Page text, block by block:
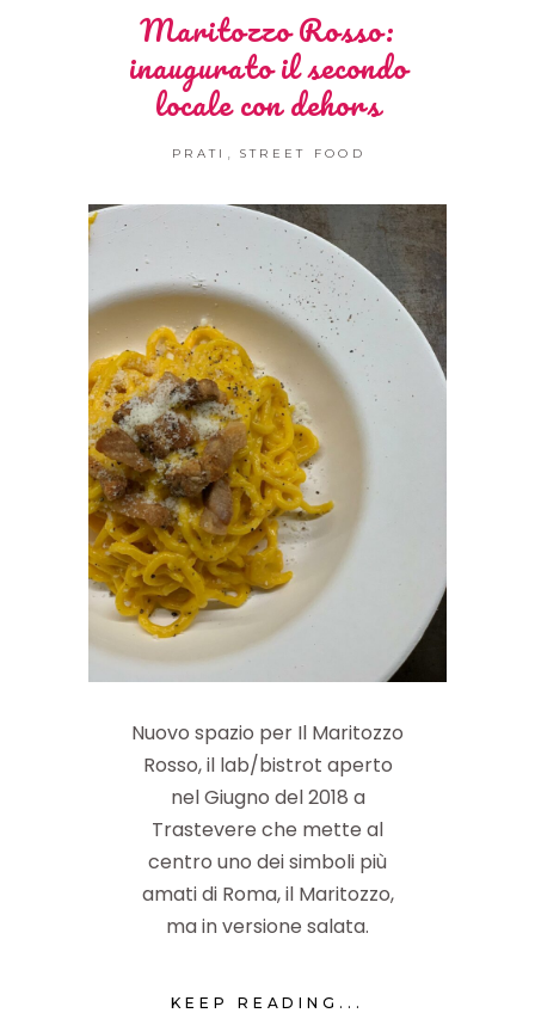
Maritozzo Rosso:
inaugurato il secondo
locale con dehors
PRATI , STREET FOOD
Nuovo spazio per Il Maritozzo
Rosso, il lab/bistrot aperto
nel Giugno del 2018 a
Trastevere che mette al
centro uno dei simboli più
amati di Roma, il Maritozzo,
ma in versione salata.
KEEP READING...